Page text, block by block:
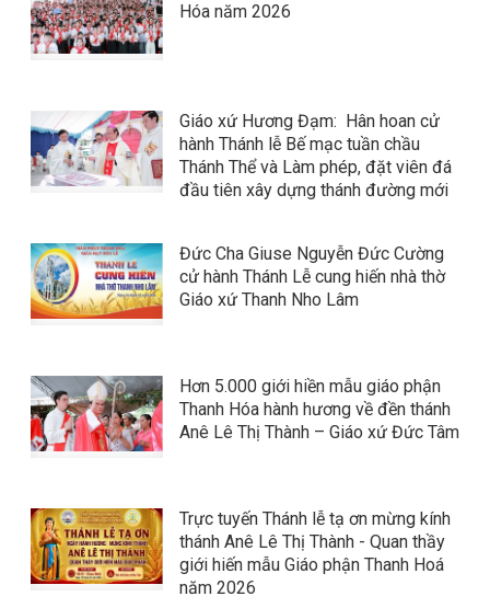
Hóa năm 2026
Giáo xứ Hương Đạm: Hân hoan cử
hành Thánh lễ Bế mạc tuần chầu
Thánh Thể và Làm phép, đặt viên đá
đầu tiên xây dựng thánh đường mới
Đức Cha Giuse Nguyễn Đức Cường
cử hành Thánh Lễ cung hiến nhà thờ
Giáo xứ Thanh Nho Lâm
Hơn 5.000 giới hiền mẫu giáo phận
Thanh Hóa hành hương về đền thánh
Anê Lê Thị Thành – Giáo xứ Đức Tâm
Trực tuyến Thánh lễ tạ ơn mừng kính
thánh Anê Lê Thị Thành - Quan thầy
giới hiến mẫu Giáo phận Thanh Hoá
năm 2026